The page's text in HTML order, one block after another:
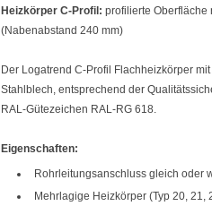
Heizkörper C-Profil: profilierte Oberfläche
(Nabenabstand 240 mm)
Der Logatrend C-Profil Flachheizkörper
Stahlblech, entsprechend der
RAL-Gütezeichen RAL-RG 618.
Eigenschaften:
Rohrleitungsanschluss gleich oder
Mehrlagige Heizkörper (Typ 20,